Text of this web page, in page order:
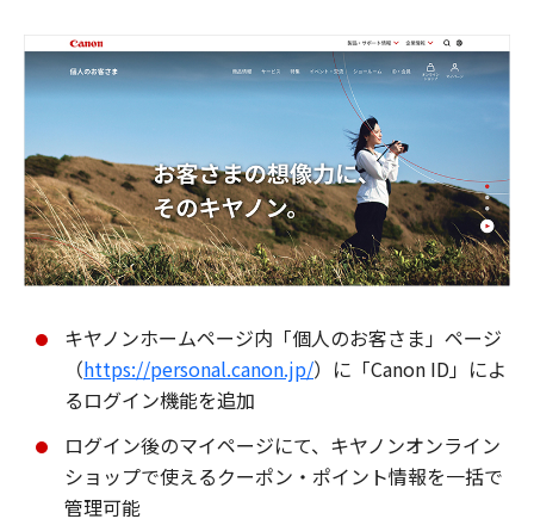
キヤノンホームページ内「個人のお客さま」ページ
（https://personal.canon.jp/）に「Canon ID」によ
るログイン機能を追加
ログイン後のマイページにて、キヤノンオンライン
ショップで使えるクーポン・ポイント情報を一括で
管理可能